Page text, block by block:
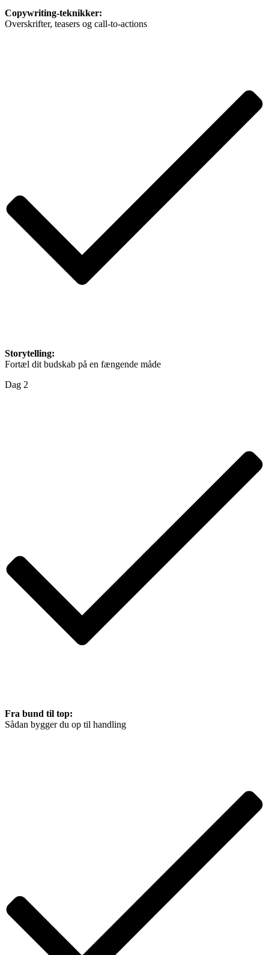
Copywriting-teknikker:
Overskrifter, teasers og call-to-actions
Storytelling:
Fortæl dit budskab på en fængende måde
Dag 2
Fra bund til top:
Sådan bygger du op til handling